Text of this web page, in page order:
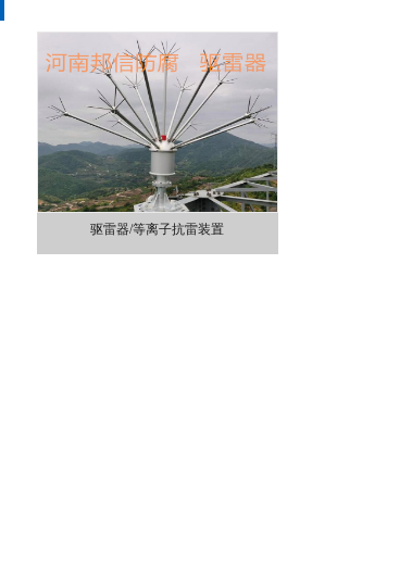
驱雷器/等离子抗雷装置